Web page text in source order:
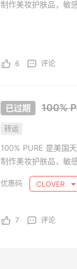
制作美妆护肤品，敏
6 评论
100%
转运
100% PURE 是美国
制作美妆护肤品，敏
CLOVER
7 评论